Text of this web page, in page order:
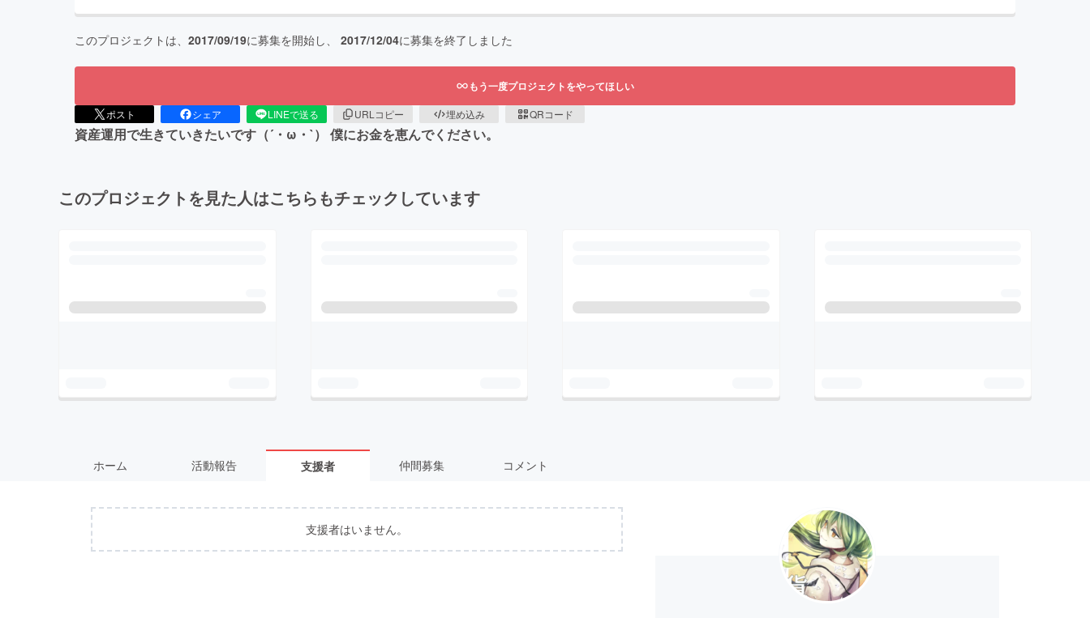
このプロジェクトは、 2017/09/19に募集を開始し、 2017/12/04に募集を終了しました
もう一度プロジェクトをやってほしい
ポスト シェア LINEで送る URLコピー 埋め込み QRコード
資産運用で生きていきたいです（´・ω・`） 僕にお金を恵んでください。
このプロジェクトを見た人はこちらもチェックしています
ホーム 活動報告 支援者 仲間募集 コメント
支援者はいません。